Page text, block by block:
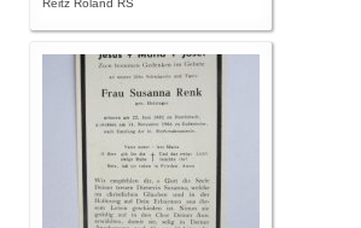
Reitz Roland RS